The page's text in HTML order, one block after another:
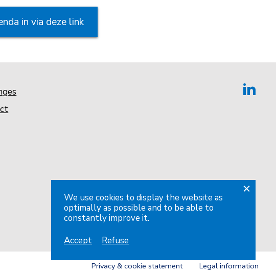
in via deze link
Privacy & cookie statement Legal information
We use cookies to display the website as
optimally as possible and to be able to
constantly improve it.
Accept
Refuse